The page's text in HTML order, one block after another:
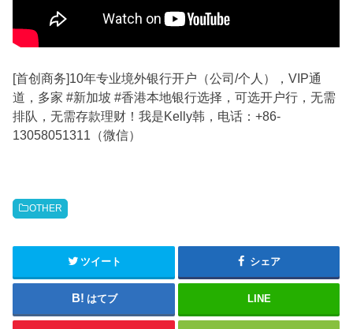
[首创商务]10年专业境外银行开户（公司/个人），VIP通
道，多家 #新加坡 #香港本地银行选择，可选开户行，无需
排队，无需存款理财！我是Kelly韩，电话：+86-
13058051311（微信）
OTHER
ツイート シェア
はてブ LINE